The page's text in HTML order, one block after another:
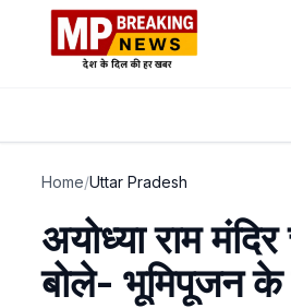
Home/Uttar Pradesh
अयोध्या राम
बोले- भूमिपूजन के